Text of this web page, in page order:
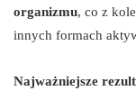
organizmu, co z
innych formach
Najważniejsze